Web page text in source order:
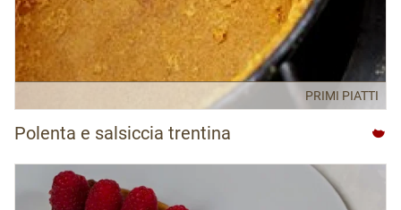
PRIMI PIATTI
Polenta e salsiccia trentina